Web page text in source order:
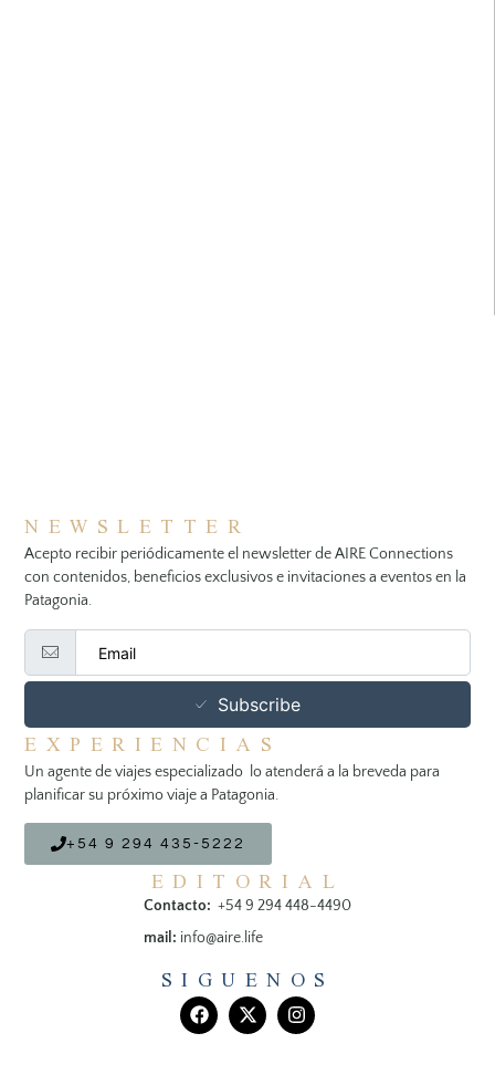
NEWSLETTER
Acepto recibir periódicamente el newsletter de AIRE Connections
con contenidos, beneficios exclusivos e invitaciones a eventos en la
Patagonia.
Subscribe
EXPERIENCIAS
Un agente de viajes especializado lo atenderá a la breveda para
planificar su próximo viaje a Patagonia.
+54 9 294 435-5222
EDITORIAL
Contacto: +54 9 294 448-4490
mail: info@aire.life
SIGUENOS